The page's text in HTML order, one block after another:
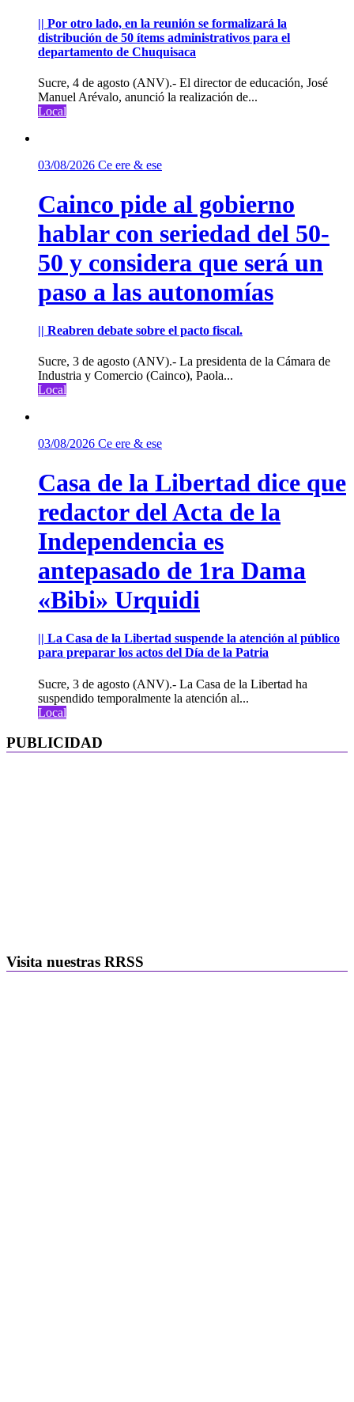
|| Por otro lado, en la reunión se formalizará la
distribución de 50 ítems administrativos para el
departamento de Chuquisaca
Sucre, 4 de agosto (ANV).- El director de educación, José
Manuel Arévalo, anunció la realización de...
Local
03/08/2026 Ce ere & ese
Cainco pide al gobierno
hablar con seriedad del 50-
50 y considera que será un
paso a las autonomías
|| Reabren debate sobre el pacto fiscal.
Sucre, 3 de agosto (ANV).- La presidenta de la Cámara de
Industria y Comercio (Cainco), Paola...
Local
03/08/2026 Ce ere & ese
Casa de la Libertad dice que
redactor del Acta de la
Independencia es
antepasado de 1ra Dama
«Bibi» Urquidi
|| La Casa de la Libertad suspende la atención al público
para preparar los actos del Día de la Patria
Sucre, 3 de agosto (ANV).- La Casa de la Libertad ha
suspendido temporalmente la atención al...
Local
PUBLICIDAD
Visita nuestras RRSS